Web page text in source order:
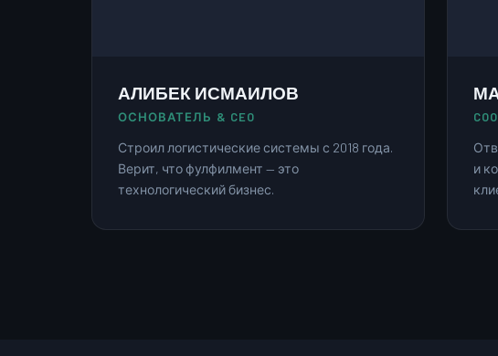
АЛИБЕК ИСМАИЛОВ
ОСНОВАТЕЛЬ & CEO
Строил логистические системы с 2018 года.
Верит, что фулфилмент — это
технологический бизнес.
и